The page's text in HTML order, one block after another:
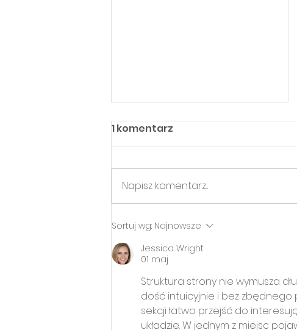
Podsumowujemy
pierwszą połowę 2026
roku w
1 komentarz
Napisz komentarz...
Sortuj wg: Najnowsze
Jessica Wright
01 maj
Struktura strony nie wymusza
dość intuicyjnie i bez zbędnego
sekcji łatwo przejść do
układzie. W jednym z miejsc